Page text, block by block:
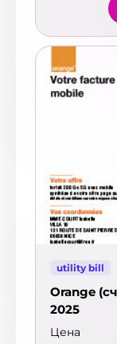
utility bill
Orange
2025
Цена